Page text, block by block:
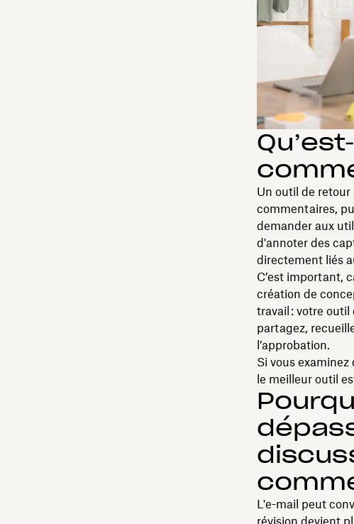
Un outil de retour
commentaires,
demander aux
d'annoter des
directement liés
C’est important,
création de
travail : votre
partagez,
l’approbation.
Si vous
le meilleur outil
L'e-mail peut